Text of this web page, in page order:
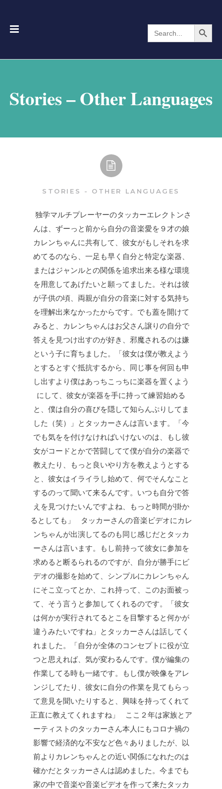
Search
for:
Search Button
Stories – Other Languages
STORIES - OTHER LANGUAGES
独学マルチプレーヤーのタッカーエレクトンさ
んは、ずーっと前から自分の音楽愛を９才の娘
カレンちゃんに共有して、彼女がもしそれを求
めてるのなら、一足も早く自分と特定な楽器、
またはジャンルとの関係を追求出来る様な環境
を用意してあげたいと願ってました。それは彼
が子供の頃、両親が自分の音楽に対する気持ち
を理解出来なかったからです。でも蓋を開けて
みると、カレンちゃんはお父さん譲りの自分で
答えを見つけ出すのが好き、邪魔されるのは嫌
という子に育ちました。「彼女は僕が教えよう
とするとすぐ抵抗するから、同じ事を何回も申
し出すより僕はあっちこっちに楽器を置くよう
にして、彼女が楽器を手に持って練習始める
と、僕は自分の喜びを隠して知らんぷりしてま
した（笑）」とタッカーさんは言います。「今
でも気をを付けなければいけないのは、もし彼
女がコードとかで苦闘してて僕が自分の楽器で
教えたり、もっと良いやり方を教えようとする
と、彼女はイライラし始めて、何でそんなこと
するのって聞いて来るんです。いつも自分で答
えを見つけたいんですよね、もっと時間が掛か
るとしても」 タッカーさんの音楽ビデオにカレ
ンちゃんが出演してるのも同じ感じだとタッカ
ーさんは言います。もし前持って彼女に参加を
求めると断るられるのですが、自分が勝手にビ
デオの撮影を始めて、シンプルにカレンちゃん
にそこ立ってとか、これ持って、このお面被っ
て、そう言うと参加してくれるのです。「彼女
は何かが実行されてるとこを目撃すると何かが
違うみたいですね」とタッカーさんは話してく
れました。「自分が全体のコンセプトに役が立
つと思えれば、気が変わるんです。僕が編集の
作業してる時も一緒です。もし僕が映像をアレ
ンジしてたり、彼女に自分の作業を見てもらっ
て意見を聞いたりすると、興味を持ってくれて
正直に教えてくれますね」 ここ２年は家族とア
ーティストのタッカーさん本人にもコロナ禍の
影響で経済的な不安など色々ありましたが、以
前よりカレンちゃんとの近い関係になれたのは
確かだとタッカーさんは認めました。今までも
家の中で音楽や音楽ビデオを作って来たタッカ